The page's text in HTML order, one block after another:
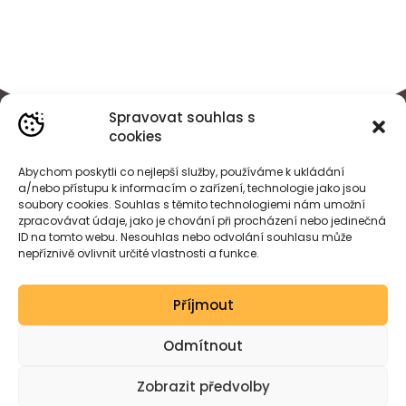
Spravovat souhlas s
cookies
Abychom poskytli co nejlepší služby, používáme k ukládání
a/nebo přístupu k informacím o zařízení, technologie jako jsou
soubory cookies. Souhlas s těmito technologiemi nám umožní
zpracovávat údaje, jako je chování při procházení nebo jedinečná
ID na tomto webu. Nesouhlas nebo odvolání souhlasu může
nepříznivě ovlivnit určité vlastnosti a funkce.
Příjmout
Odmítnout
Zobrazit předvolby
Created by wessdesign.